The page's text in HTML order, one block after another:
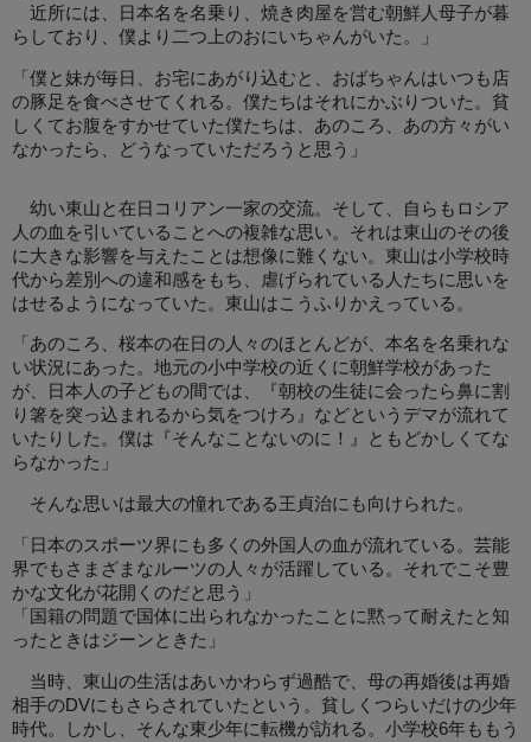
近所には、日本名を名乗り、焼き肉屋を営む朝鮮人母子が暮
らしており、僕より二つ上のおにいちゃんがいた。」
「僕と妹が毎日、お宅にあがり込むと、おばちゃんはいつも店
の豚足を食べさせてくれる。僕たちはそれにかぶりついた。貧
しくてお腹をすかせていた僕たちは、あのころ、あの方々がい
なかったら、どうなっていただろうと思う」
幼い東山と在日コリアン一家の交流。そして、自らもロシア
人の血を引いていることへの複雑な思い。それは東山のその後
に大きな影響を与えたことは想像に難くない。東山は小学校時
代から差別への違和感をもち、虐げられている人たちに思いを
はせるようになっていた。東山はこうふりかえっている。
「あのころ、桜本の在日の人々のほとんどが、本名を名乗れな
い状況にあった。地元の小中学校の近くに朝鮮学校があった
が、日本人の子どもの間では、『朝校の生徒に会ったら鼻に割
り箸を突っ込まれるから気をつけろ』などというデマが流れて
いたりした。僕は『そんなことないのに！』ともどかしくてな
らなかった」
そんな思いは最大の憧れである王貞治にも向けられた。
「日本のスポーツ界にも多くの外国人の血が流れている。芸能
界でもさまざまなルーツの人々が活躍している。それでこそ豊
かな文化が花開くのだと思う」
「国籍の問題で国体に出られなかったことに黙って耐えたと知
ったときはジーンときた」
当時、東山の生活はあいかわらず過酷で、母の再婚後は再婚
相手のDVにもさらされていたという。貧しくつらいだけの少年
時代。しかし、そんな東少年に転機が訪れる。小学校6年ももう